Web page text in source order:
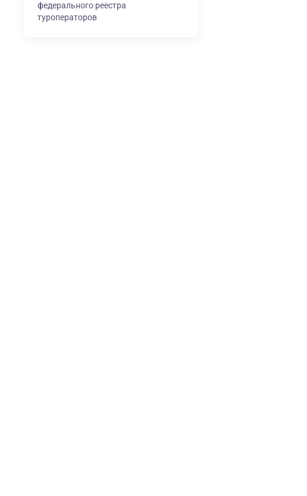
федерального реестра
туроператоров